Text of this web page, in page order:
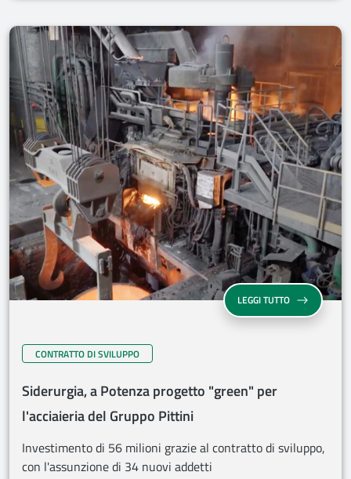
LEGGI TUTTO
CONTRATTO DI SVILUPPO
Siderurgia, a Potenza progetto "green" per
l'acciaieria del Gruppo Pittini
Investimento di 56 milioni grazie al contratto di sviluppo,
con l'assunzione di 34 nuovi addetti